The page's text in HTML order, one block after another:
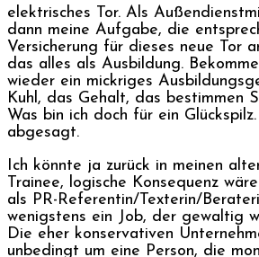
elektrisches Tor. Als
dann meine Aufgabe, die
Versicherung für dieses neue Tor
das alles als Ausbildung.
wieder ein mickriges
Kuhl, das Gehalt, das bestimmen
Was bin ich doch für ein
abgesagt.
Ich könnte ja zurück in meinen
Trainee, logische Konsequenz
als PR-Referentin/Texterin/
wenigstens ein Job, der gewaltig
Die eher konservativen
unbedingt um eine Person, die